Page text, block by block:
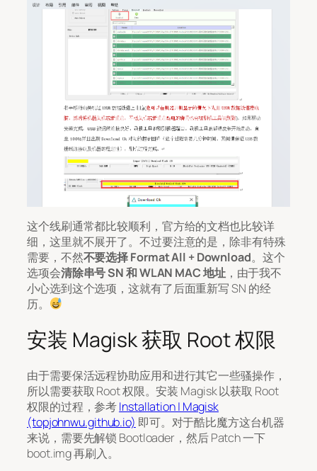
这个线刷通常都比较顺利，官方给的文档也比较详
细，这里就不展开了。不过要注意的是，除非有特殊
需要，不然不要选择 Format All + Download。这个
选项会清除串号 SN 和 WLAN MAC 地址，由于我不
小心选到这个选项，这就有了后面重新写 SN 的经
历。
安装 Magisk 获取 Root 权限
由于需要保活远程协助应用和进行其它一些骚操作，
所以需要获取 Root 权限。安装 Magisk 以获取 Root
权限的过程，参考Installation | Magisk
(topjohnwu.github.io) 即可。对于酷比魔方这台机器
来说，需要先解锁 Bootloader，然后 Patch 一下
boot.img 再刷入。